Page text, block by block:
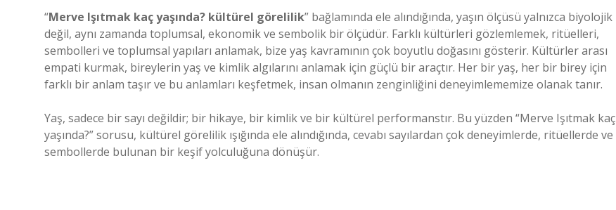
“Merve Işıtmak kaç yaşında? kültürel görelilik” bağlamında ele alındığında, yaşın ölçüsü yalnızca biyolojik
değil, aynı zamanda toplumsal, ekonomik ve sembolik bir ölçüdür. Farklı kültürleri gözlemlemek, ritüelleri,
sembolleri ve toplumsal yapıları anlamak, bize yaş kavramının çok boyutlu doğasını gösterir. Kültürler arası
empati kurmak, bireylerin yaş ve kimlik algılarını anlamak için güçlü bir araçtır. Her bir yaş, her bir birey için
farklı bir anlam taşır ve bu anlamları keşfetmek, insan olmanın zenginliğini deneyimlememize olanak tanır.
Yaş, sadece bir sayı değildir; bir hikaye, bir kimlik ve bir kültürel performanstır. Bu yüzden “Merve Işıtmak kaç
yaşında?” sorusu, kültürel görelilik ışığında ele alındığında, cevabı sayılardan çok deneyimlerde, ritüellerde ve
sembollerde bulunan bir keşif yolculuğuna dönüşür.